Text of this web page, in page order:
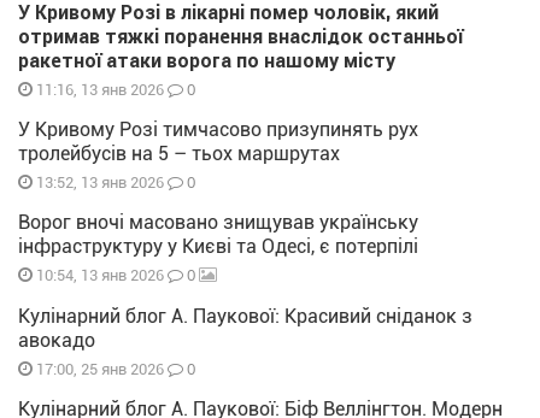
У Кривому Розі в лікарні помер чоловік, який
отримав тяжкі поранення внаслідок останньої
ракетної атаки ворога по нашому місту
11:16, 13 янв 2026 0
У Кривому Розі тимчасово призупинять рух
тролейбусів на 5 – тьох маршрутах
13:52, 13 янв 2026 0
Ворог вночі масовано знищував українську
інфраструктуру у Києві та Одесі, є потерпілі
10:54, 13 янв 2026 0
Кулінарний блог А. Паукової: Красивий сніданок з
авокадо
17:00, 25 янв 2026 0
Кулінарний блог А. Паукової: Біф Веллінгтон. Модерн